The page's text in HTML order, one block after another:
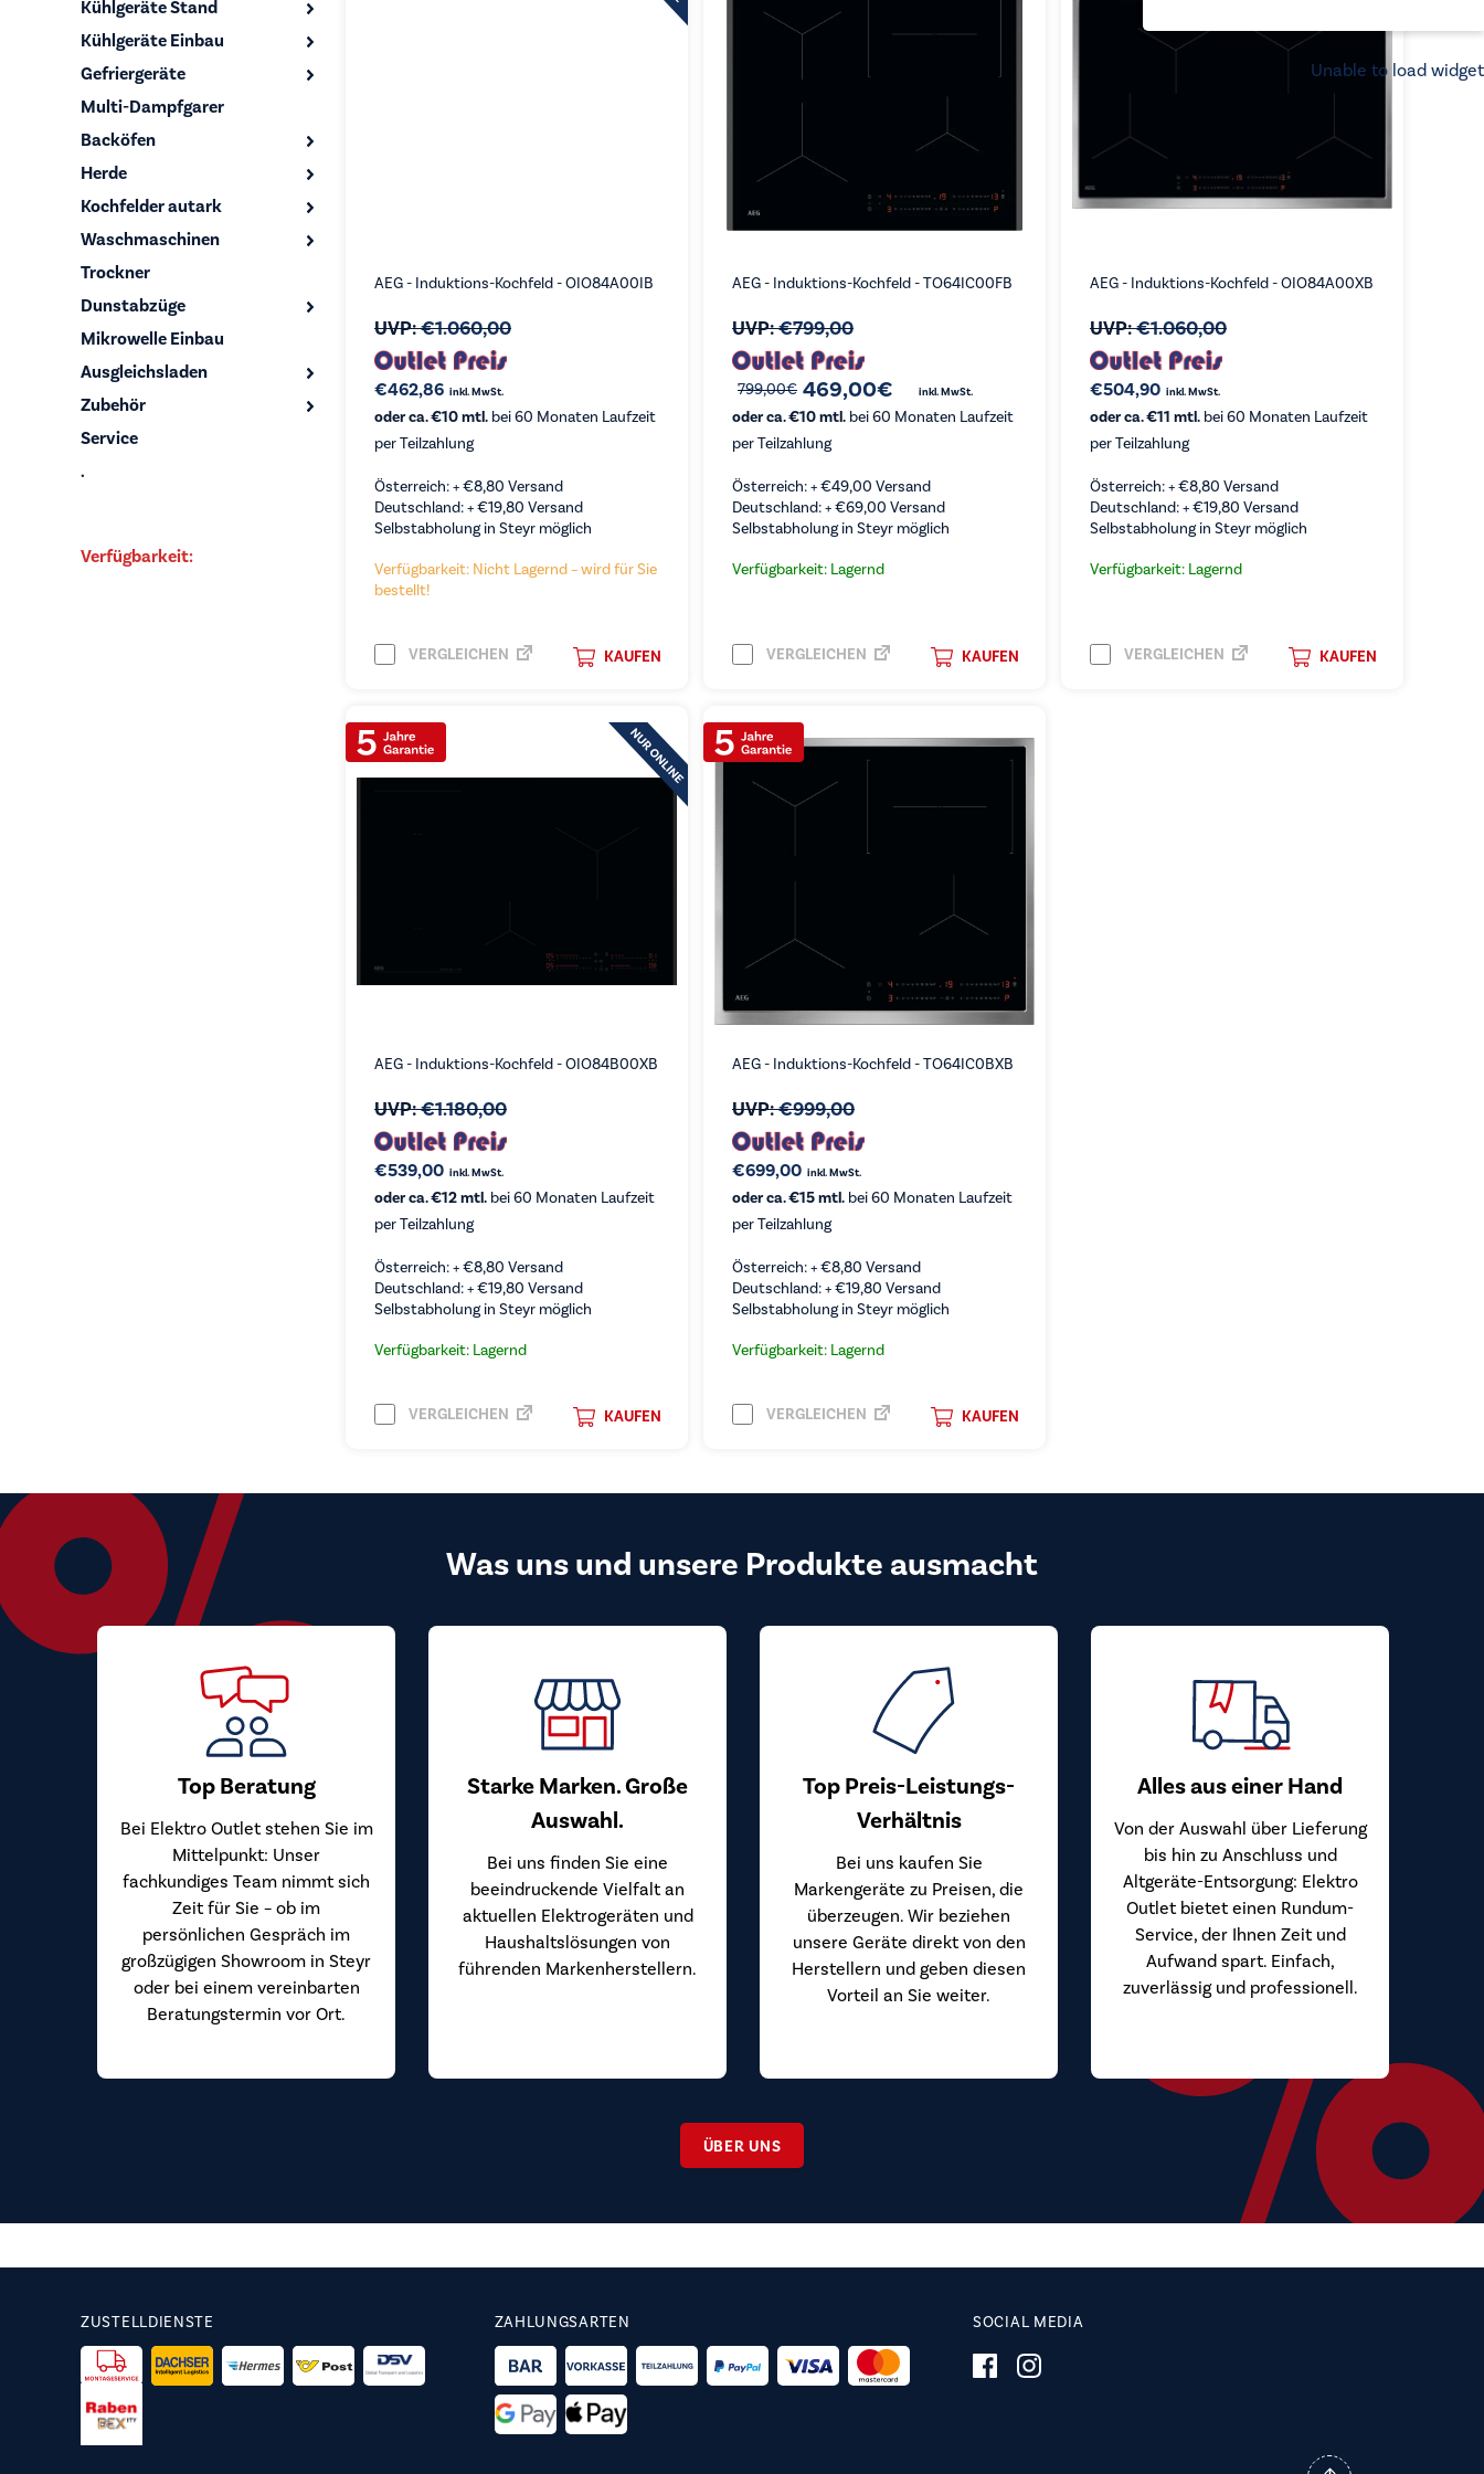
Kühlgeräte Stand
Kühlgeräte Einbau
Gefriergeräte
Multi-Dampfgarer
Backöfen
Herde
Kochfelder autark
Waschmaschinen
Trockner
Dunstabzüge
Mikrowelle Einbau
Ausgleichsladen
Zubehör
Service
.
Verfügbarkeit:
AEG - Induktions-Kochfeld - OIO84A00IB
UVP:€1.060,00
€462,86 inkl. MwSt.
oder ca. €10 mtl. bei 60 Monaten Laufzeit
per Teilzahlung
Österreich: +€8,80 Versand
Deutschland: +€19,80 Versand
Selbstabholung in Steyr möglich
Verfügbarkeit: Nicht Lagernd – wird für Sie
bestellt!
KAUFEN
VERGLEICHEN
AEG - Induktions-Kochfeld - TO64IC00FB
UVP:€799,00
€
799,00
Ursprünglicher
Preis
war:
€799,00
€
469,00
Aktueller
Preis
ist:
€469,00.
inkl. MwSt.
oder ca. €10 mtl.bei 60 Monaten Laufzeit
per Teilzahlung
Österreich: +€49,00 Versand
Deutschland: +€69,00 Versand
Selbstabholung in Steyr möglich
Verfügbarkeit: Lagernd
KAUFEN
VERGLEICHEN
AEG - Induktions-Kochfeld - OIO84A00XB
UVP:€1.060,00
€504,90 inkl. MwSt.
oder ca. €11 mtl.bei 60 Monaten Laufzeit
per Teilzahlung
Österreich: +€8,80 Versand
Deutschland: +€19,80 Versand
Selbstabholung in Steyr möglich
Verfügbarkeit: Lagernd
KAUFEN
VERGLEICHEN
AEG - Induktions-Kochfeld - OIO84B00XB
UVP:€1.180,00
€539,00 inkl. MwSt.
oder ca. €12 mtl. bei 60 Monaten Laufzeit
per Teilzahlung
Österreich: +€8,80 Versand
Deutschland: +€19,80 Versand
Selbstabholung in Steyr möglich
Verfügbarkeit: Lagernd
KAUFEN
VERGLEICHEN
AEG - Induktions-Kochfeld - TO64IC0BXB
UVP:€999,00
€699,00 inkl. MwSt.
oder ca. €15 mtl.bei 60 Monaten Laufzeit
per Teilzahlung
Österreich: +€8,80 Versand
Deutschland: +€19,80 Versand
Selbstabholung in Steyr möglich
Verfügbarkeit: Lagernd
KAUFEN
VERGLEICHEN
Was uns und unsere Produkte ausmacht
Top Beratung
Bei Elektro Outlet stehen Sie im
Mittelpunkt: Unser
fachkundiges Team nimmt sich
Zeit für Sie – ob im
persönlichen Gespräch im
großzügigen Showroom in Steyr
oder bei einem vereinbarten
Beratungstermin vor Ort.
Starke Marken. Große
Auswahl.
Bei uns finden Sie eine
beeindruckende Vielfalt an
aktuellen Elektrogeräten und
Haushaltslösungen von
führenden Markenherstellern.
Top Preis-Leistungs-
Verhältnis
Bei uns kaufen Sie
Markengeräte zu Preisen, die
überzeugen. Wir beziehen
unsere Geräte direkt von den
Herstellern und geben diesen
Vorteil an Sie weiter.
Alles aus einer Hand
Von der Auswahl über Lieferung
bis hin zu Anschluss und
Altgeräte-Entsorgung: Elektro
Outlet bietet einen Rundum-
Service, der Ihnen Zeit und
Aufwand spart. Einfach,
zuverlässig und professionell.
ÜBER UNS
ZUSTELLDIENSTE ZAHLUNGSARTEN SOCIAL MEDIA
Unable to load widget